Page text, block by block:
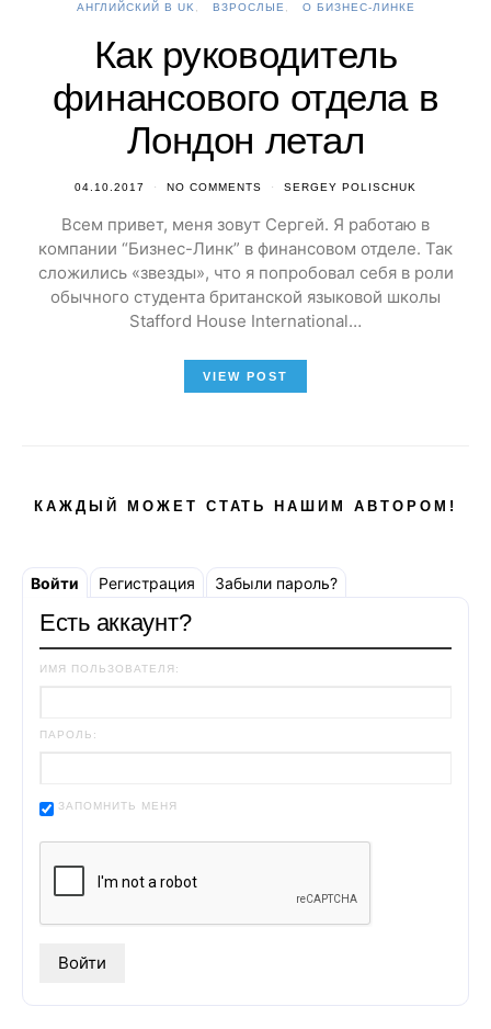
АНГЛИЙСКИЙ В UK ВЗРОСЛЫЕ О БИЗНЕС-ЛИНКЕ
Как руководитель
финансового отдела в
Лондон летал
04.10.2017 NO COMMENTS SERGEY POLISCHUK
Всем привет, меня зовут Сергей. Я работаю в
компании “Бизнес-Линк” в финансовом отделе. Так
сложились «звезды», что я попробовал себя в роли
обычного студента британской языковой школы
Stafford House International…
VIEW POST
КАЖДЫЙ МОЖЕТ СТАТЬ НАШИМ АВТОРОМ!
Войти Регистрация Забыли пароль?
Есть аккаунт?
ИМЯ ПОЛЬЗОВАТЕЛЯ:
ПАРОЛЬ:
ЗАПОМНИТЬ МЕНЯ